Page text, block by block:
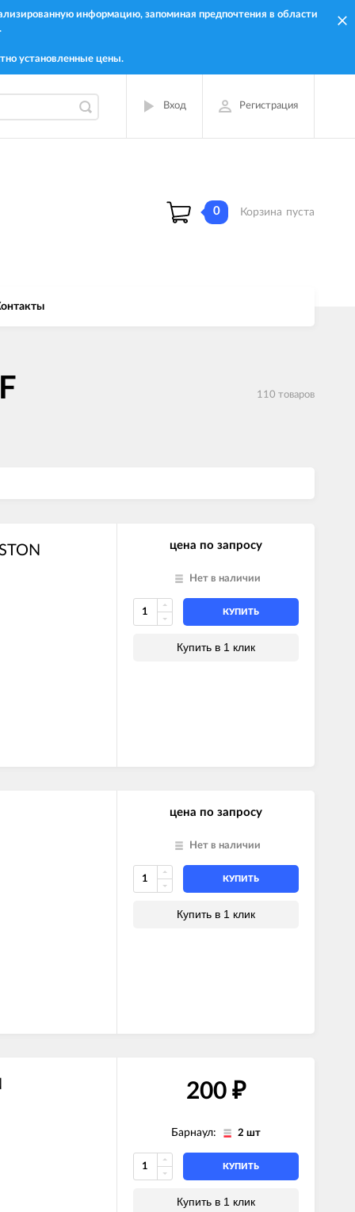
информацию, запоминая предпочтения в области
установленные цены.
Вход Регистрация
0 Корзина пуста
110 товаров
цена по запросу
Нет в наличии
КУПИТЬ
Купить в 1 клик
цена по запросу
Нет в наличии
КУПИТЬ
Купить в 1 клик
200 ₽
Барнаул: 2 шт
КУПИТЬ
Купить в 1 клик